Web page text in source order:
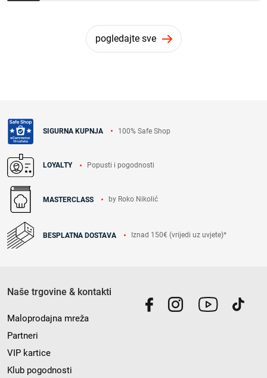
pogledajte sve
SIGURNA KUPNJA 100% Safe Shop
LOYALTY Popusti i pogodnosti
MASTERCLASS by Roko Nikolić
BESPLATNA DOSTAVA Iznad 150€ (vrijedi uz uvjete)*
Naše trgovine & kontakti
Maloprodajna mreža
Partneri
VIP kartice
Klub pogodnosti